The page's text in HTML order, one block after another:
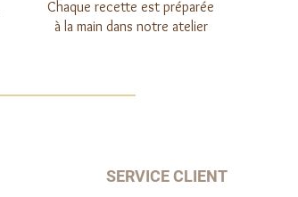
Chaque recette est préparée
à la main dans notre atelier
SERVICE CLIENT